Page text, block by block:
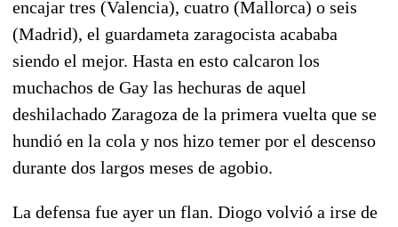
encajar tres (Valencia), cuatro (Mallorca) o seis
(Madrid), el guardameta zaragocista acababa
siendo el mejor. Hasta en esto calcaron los
muchachos de Gay las hechuras de aquel
deshilachado Zaragoza de la primera vuelta que se
hundió en la cola y nos hizo temer por el descenso
durante dos largos meses de agobio.
La defensa fue ayer un flan. Diogo volvió a irse de